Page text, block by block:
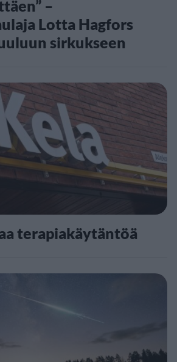
–
Lotta Hagfors
sirkukseen
terapiakäytäntöä